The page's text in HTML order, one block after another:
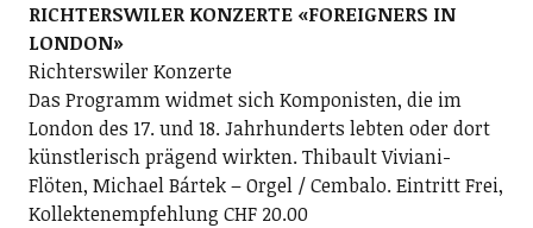
RICHTERSWILER KONZERTE «FOREIGNERS IN
LONDON»
Richterswiler Konzerte
Das Programm widmet sich Komponisten, die im
London des 17. und 18. Jahrhunderts lebten oder dort
künstlerisch prägend wirkten. Thibault Viviani-
Flöten, Michael Bártek – Orgel / Cembalo. Eintritt Frei,
Kollektenempfehlung CHF 20.00